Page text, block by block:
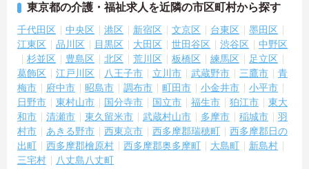
・住宅手当あり
・退職金制度あり
→ 将来を見据えて安定して勤務できます♪
―――――――――――――――
■ 多彩な福祉に触れて成長
―――――――――――――――
幅広い知識や経験を身につけやすい職場です
・ユニット型特別養護老人ホーム
・障害福祉サービスを併設
・様々な利用者との関わりあり
→ 福祉職としてスキルアップを目指せます♪
東京都の介護・福祉求人を近隣の市区町村から探す
千代田区 中央区 港区 新宿区 文京区 台東区
墨田区
江東区
品川区 目黒区 大田区 世田谷区 渋谷区
中野区
杉並区
豊島区 北区 荒川区 板橋区 練馬区
足立区
葛飾区
江戸川区 八王子市 立川市 武蔵野市 三鷹市
青
梅市
府中市 昭島市 調布市 町田市 小金井市
小平市
日野市
東村山市 国分寺市 国立市 福生市 狛江市
東大
和市
清瀬市 東久留米市 武蔵村山市 多摩市 稲城市
羽
村市
あきる野市 西東京市 西多摩郡瑞穂町
西多摩郡日の
出町
西多摩郡檜原村 西多摩郡奥多摩町 大島町
新島村
三宅村
八丈島八丈町